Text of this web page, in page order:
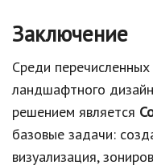
Заключение
Среди
ландшафтного
решением является
базовые задачи:
визуализация,